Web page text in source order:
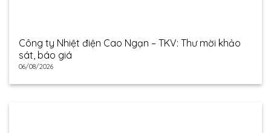
Công ty Nhiệt điện Cao Ngạn – TKV: Thư mời khảo
sát, báo giá
06/08/2026